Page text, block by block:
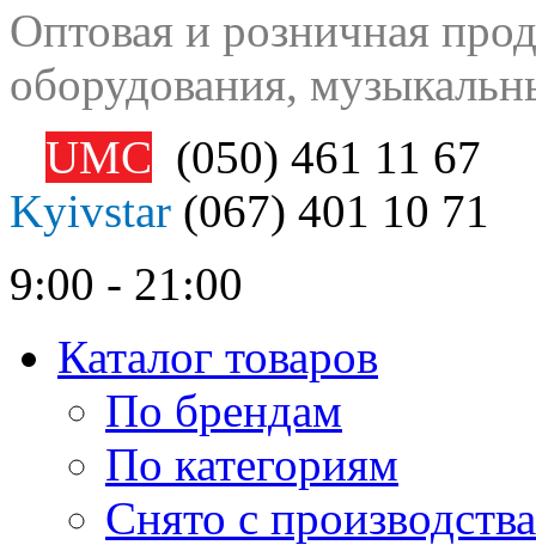
Оптовая и розничная
оборудования,
UMC (050) 461 11 67
Kyivstar (067) 401 10 71
9:00 - 21:00
Каталог товаров
По брендам
По категориям
Снято с производства